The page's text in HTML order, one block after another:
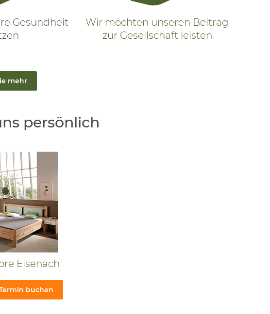
Gesundheit
Wir möchten unseren Beitrag
zur Gesellschaft leisten
mehr
persönlich
Eisenach
buchen